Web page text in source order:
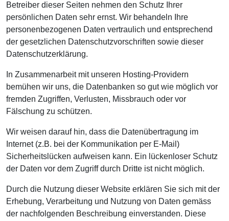
Betreiber dieser Seiten nehmen den Schutz Ihrer
persönlichen Daten sehr ernst. Wir behandeln Ihre
personenbezogenen Daten vertraulich und entsprechend
der gesetzlichen Datenschutzvorschriften sowie dieser
Datenschutzerklärung.
In Zusammenarbeit mit unseren Hosting-Providern
bemühen wir uns, die Datenbanken so gut wie möglich vor
fremden Zugriffen, Verlusten, Missbrauch oder vor
Fälschung zu schützen.
Wir weisen darauf hin, dass die Datenübertragung im
Internet (z.B. bei der Kommunikation per E-Mail)
Sicherheitslücken aufweisen kann. Ein lückenloser Schutz
der Daten vor dem Zugriff durch Dritte ist nicht möglich.
Durch die Nutzung dieser Website erklären Sie sich mit der
Erhebung, Verarbeitung und Nutzung von Daten gemäss
der nachfolgenden Beschreibung einverstanden. Diese